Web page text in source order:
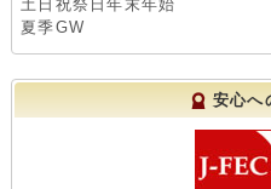
土日祝祭日年末年始
夏季GW
安心へ